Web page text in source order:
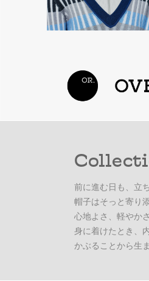
前に進む日も、立
帽子はそっと寄り
心地よさ、軽やか
身に着けたとき、
かぶることから生